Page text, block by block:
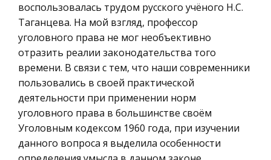
Физика
Теория государства и права
Компьютерные сети
Философия
Программирование, Базы данных
Правоохранительные органы
Конституционное (государственное) право
России
Основные мотивы лирики в творчестве А. А.
Фета
Некрасов дал начало этому движению, заявив,
что каждый писатель обязан «отчитываться»
перед обществом, быть прежде всего
гражданином, а потом уже человеком искусства
. Фет этого принципа не придержива
Шпаргалки по современному русскому языку
воспользовалась трудом русского учёного Н.С.
Таганцева. На мой взгляд, профессор
уголовного права не мог необъективно
отразить реалии законодательства того
времени. В связи с тем, что наши современники
пользовались в своей практической
деятельности при применении норм
уголовного права в большинстве своём
Уголовным кодексом 1960 года, при изучении
данного вопроса я выделила особенности